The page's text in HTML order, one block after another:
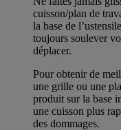
cuisson/plan de
la base de
toujours soulever
déplacer.
Pour obtenir de
une grille ou une
produit sur la base
une cuisson plus
des dommages.